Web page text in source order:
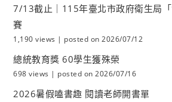
7/13截止｜115年臺北市政府衛生局
賽
1,190 views | posted on 2026/07/12
總統教育獎 60學生獲殊榮
698 views | posted on 2026/07/16
2026暑假嗑書趣 閱讀老師開書單